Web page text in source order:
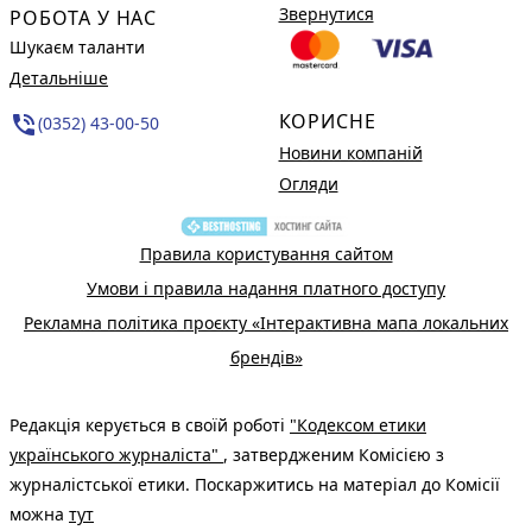
РОБОТА У НАС
Шукаєм таланти
Детальніше
phone_in_talk(0352) 43-00-50
Звернутися
КОРИСНЕ
Новини компаній
Огляди
Правила користування сайтом
Умови і правила надання платного доступу
Рекламна політика проєкту «Інтерактивна мапа локальних
брендів»
Редакція керується в своїй роботі "Кодексом етики
українського журналіста" , затвердженим Комісією з
журналістської етики. Поскаржитись на матеріал до Комісії
можна тут